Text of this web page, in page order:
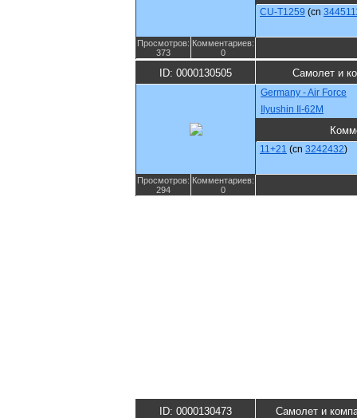
CU-T1259 (cn
Просмотров:
373
Комментариев:
0
ID: 0000130505 Самолет и
Germany - Air Force
Ilyushin Il-62M
11+21 (cn 3242432)
Просмотров:
294
Комментариев:
0
ID: 0000130473 Самолет и